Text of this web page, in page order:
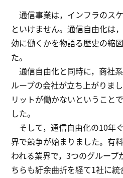
通信事業は，インフラのス
といけません。通信自由化は
効に働くかを物語る歴史の縮
た。
通信自由化と同時に，商社
ループの会社が立ち上がりま
リットが働かないということ
した。
そして，通信自由化の10年
界で競争が始まりました。有
われる業界で，3つのグループ
ちらも紆余曲折を経て1社に統